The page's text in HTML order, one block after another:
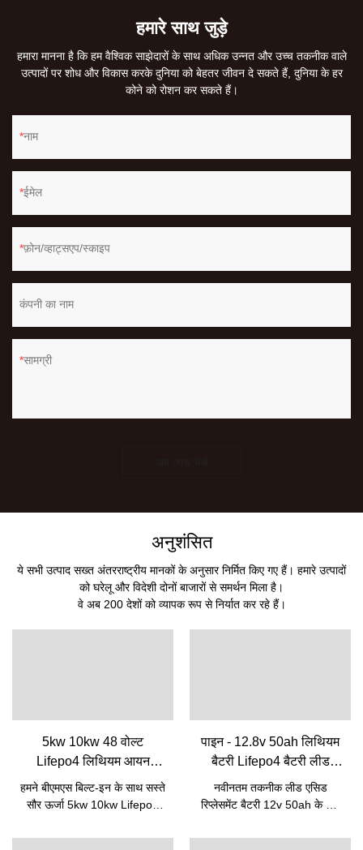
हमारे साथ जुड़े
हमारा मानना ​​है कि हम वैश्विक साझेदारों के साथ अधिक उन्नत और उच्च तकनीक वाले
उत्पादों पर शोध और विकास करके दुनिया को बेहतर जीवन दे सकते हैं, दुनिया के हर
कोने को रोशन कर सकते हैं।
नाम
ईमेल
फ़ोन/व्हाट्सएप/स्काइप
कंपनी का नाम
सामग्री
अनुशंसित
ये सभी उत्पाद सख्त अंतरराष्ट्रीय मानकों के अनुसार निर्मित किए गए हैं। हमारे उत्पादों
को घरेलू और विदेशी दोनों बाजारों से समर्थन मिला है।
वे अब 200 देशों को व्यापक रूप से निर्यात कर रहे हैं।
5kw 10kw 48 वोल्ट
Lifepo4 लिथियम आयन
रिचार्जेबल बैटरी पैक Bms के
साथ अंतर्निहित | पाइन
हमने बीएमएस बिल्ट-इन के साथ सस्ते
सौर ऊर्जा 5kw 10kw Lifepo4
रिचार्जेबल बैटरी पैक की निर्माण
पाइन - 12.8v 50ah लिथियम
बैटरी Lifepo4 बैटरी लीड
एसिड रिप्लेसमेंट बैटरी के लिए
12v 50ah 12V Lifepo4
नवीनतम तकनीक लीड एसिड
रिप्लेसमेंट बैटरी 12v 50ah के लिए
Lifepo4 बैटरी की गुणवत्ता में सुधार